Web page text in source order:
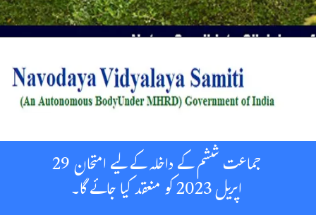
جماعت ششم کے داخلہ کے لیے امتحان 29
اپریل 2023 کو منعقد کیا جائے گا۔